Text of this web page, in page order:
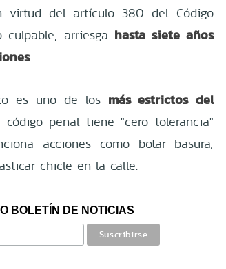
virtud del artículo 380 del Código
culpable, arriesga hasta siete años
.
es uno de los más estrictos del
penal tiene "cero tolerancia"
acciones como botar basura,
chicle en la calle.
BOLETÍN DE NOTICIAS